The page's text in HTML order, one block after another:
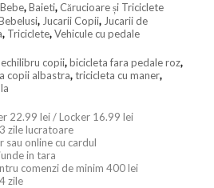
,Baieti,Cărucioare și Triciclete
, Jucarii Copii, Jucarii de
, Triciclete,Vehicule cu pedale
copii,bicicleta fara pedale roz,
copii albastra,tricicleta cu maner,
22.99 lei / Locker 16.99 lei
zile lucratoare
sau online cu cardul
in tara
comenzi de minim 400 lei
zile